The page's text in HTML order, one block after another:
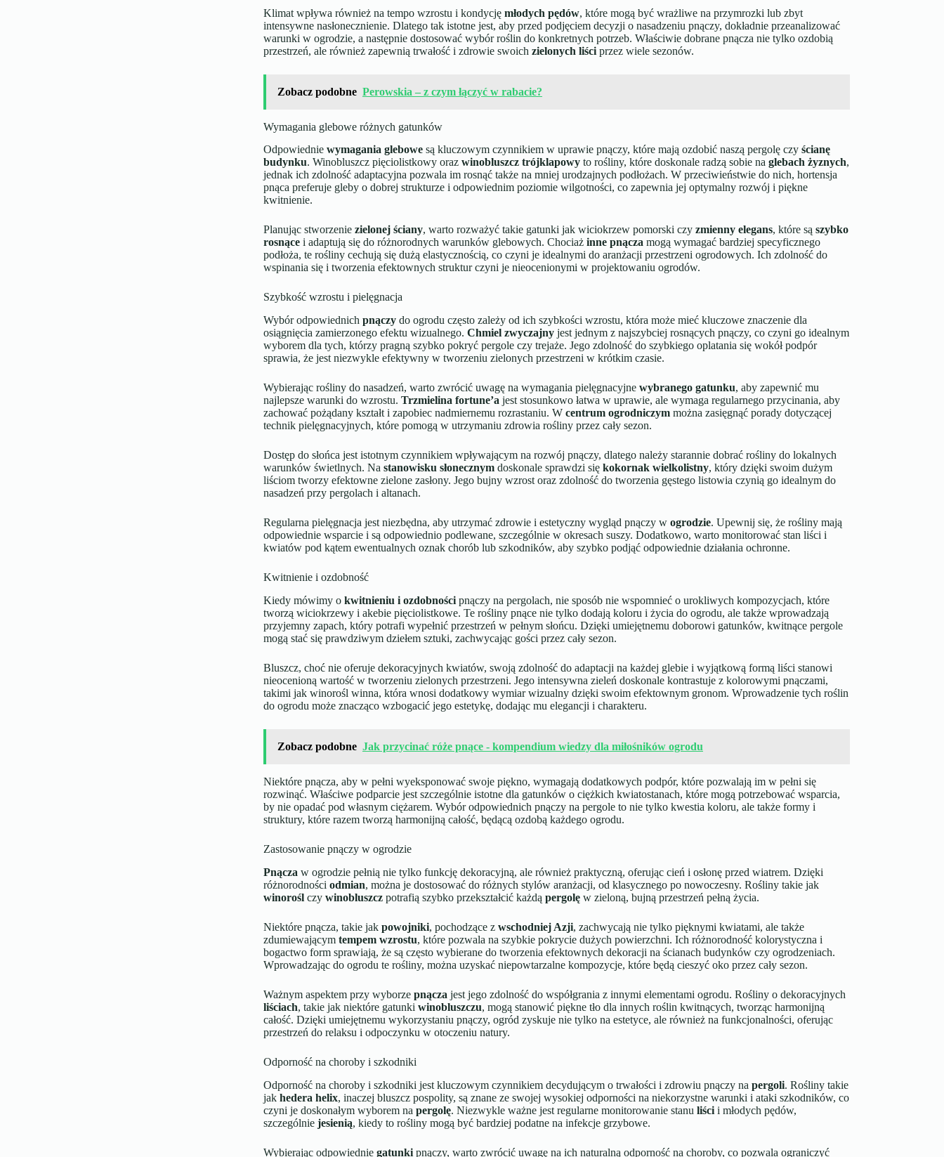
Klimat wpływa również na tempo wzrostu i kondycję młodych pędów, które mogą być wrażliwe na przymrozki lub zbyt
intensywne nasłonecznienie. Dlatego tak istotne jest, aby przed podjęciem decyzji o nasadzeniu pnączy, dokładnie przeanalizować
warunki w ogrodzie, a następnie dostosować wybór roślin do konkretnych potrzeb. Właściwie dobrane pnącza nie tylko ozdobią
przestrzeń, ale również zapewnią trwałość i zdrowie swoich zielonych liściprzez wiele sezonów.
Zobacz podobne Perowskia – z czym łączyć w rabacie?
Wymagania glebowe różnych gatunków
Odpowiednie wymagania glebowesą kluczowym czynnikiem w uprawie pnączy, które mają ozdobić naszą pergolę czy ścianę
budynku. Winobluszcz pięciolistkowy oraz winobluszcz trójklapowyto rośliny, które doskonale radzą sobie na glebach żyznych,
jednak ich zdolność adaptacyjna pozwala im rosnąć także na mniej urodzajnych podłożach. W przeciwieństwie do nich, hortensja
pnąca preferuje gleby o dobrej strukturze i odpowiednim poziomie wilgotności, co zapewnia jej optymalny rozwój i piękne
kwitnienie.
Planując stworzenie zielonej ściany, warto rozważyć takie gatunki jak wiciokrzew pomorski czy zmienny elegans, które są szybko
rosnącei adaptują się do różnorodnych warunków glebowych. Chociaż inne pnącza mogą wymagać bardziej specyficznego
podłoża, te rośliny cechują się dużą elastycznością, co czyni je idealnymi do aranżacji przestrzeni ogrodowych. Ich zdolność do
wspinania się i tworzenia efektownych struktur czyni je nieocenionymi w projektowaniu ogrodów.
Szybkość wzrostu i pielęgnacja
Wybór odpowiednich pnączydo ogrodu często zależy od ich szybkości wzrostu, która może mieć kluczowe znaczenie dla
osiągnięcia zamierzonego efektu wizualnego. Chmiel zwyczajnyjest jednym z najszybciej rosnących pnączy, co czyni go idealnym
wyborem dla tych, którzy pragną szybko pokryć pergole czy trejaże. Jego zdolność do szybkiego oplatania się wokół podpór
sprawia, że jest niezwykle efektywny w tworzeniu zielonych przestrzeni w krótkim czasie.
Wybierając rośliny do nasadzeń, warto zwrócić uwagę na wymagania pielęgnacyjne wybranego gatunku, aby zapewnić mu
najlepsze warunki do wzrostu. Trzmielina fortune’a jest stosunkowo łatwa w uprawie, ale wymaga regularnego przycinania, aby
zachować pożądany kształt i zapobiec nadmiernemu rozrastaniu. W centrum ogrodniczymmożna zasięgnąć porady dotyczącej
technik pielęgnacyjnych, które pomogą w utrzymaniu zdrowia rośliny przez cały sezon.
Dostęp do słońca jest istotnym czynnikiem wpływającym na rozwój pnączy, dlatego należy starannie dobrać rośliny do lokalnych
warunków świetlnych. Na stanowisku słonecznymdoskonale sprawdzi się kokornak wielkolistny, który dzięki swoim dużym
liściom tworzy efektowne zielone zasłony. Jego bujny wzrost oraz zdolność do tworzenia gęstego listowia czynią go idealnym do
nasadzeń przy pergolach i altanach.
Regularna pielęgnacja jest niezbędna, aby utrzymać zdrowie i estetyczny wygląd pnączy w ogrodzie. Upewnij się, że rośliny mają
odpowiednie wsparcie i są odpowiednio podlewane, szczególnie w okresach suszy. Dodatkowo, warto monitorować stan liści i
kwiatów pod kątem ewentualnych oznak chorób lub szkodników, aby szybko podjąć odpowiednie działania ochronne.
Kwitnienie i ozdobność
Kiedy mówimy o kwitnieniu i ozdobnościpnączy na pergolach, nie sposób nie wspomnieć o urokliwych kompozycjach, które
tworzą wiciokrzewy i akebie pięciolistkowe. Te rośliny pnące nie tylko dodają koloru i życia do ogrodu, ale także wprowadzają
przyjemny zapach, który potrafi wypełnić przestrzeń w pełnym słońcu. Dzięki umiejętnemu doborowi gatunków, kwitnące pergole
mogą stać się prawdziwym dziełem sztuki, zachwycając gości przez cały sezon.
Bluszcz, choć nie oferuje dekoracyjnych kwiatów, swoją zdolność do adaptacji na każdej glebie i wyjątkową formą liści stanowi
nieocenioną wartość w tworzeniu zielonych przestrzeni. Jego intensywna zieleń doskonale kontrastuje z kolorowymi pnączami,
takimi jak winorośl winna, która wnosi dodatkowy wymiar wizualny dzięki swoim efektownym gronom. Wprowadzenie tych roślin
do ogrodu może znacząco wzbogacić jego estetykę, dodając mu elegancji i charakteru.
Zobacz podobne Jak przycinać róże pnące - kompendium wiedzy dla miłośników ogrodu
Niektóre pnącza, aby w pełni wyeksponować swoje piękno, wymagają dodatkowych podpór, które pozwalają im w pełni się
rozwinąć. Właściwe podparcie jest szczególnie istotne dla gatunków o ciężkich kwiatostanach, które mogą potrzebować wsparcia,
by nie opadać pod własnym ciężarem. Wybór odpowiednich pnączy na pergole to nie tylko kwestia koloru, ale także formy i
struktury, które razem tworzą harmonijną całość, będącą ozdobą każdego ogrodu.
Zastosowanie pnączy w ogrodzie
Pnącza w ogrodzie pełnią nie tylko funkcję dekoracyjną, ale również praktyczną, oferując cień i osłonę przed wiatrem. Dzięki
różnorodności odmian, można je dostosować do różnych stylów aranżacji, od klasycznego po nowoczesny. Rośliny takie jak
winoroślczy winobluszczpotrafią szybko przekształcić każdą pergolęw zieloną, bujną przestrzeń pełną życia.
Niektóre pnącza, takie jak powojniki, pochodzące z wschodniej Azji, zachwycają nie tylko pięknymi kwiatami, ale także
zdumiewającym tempem wzrostu, które pozwala na szybkie pokrycie dużych powierzchni. Ich różnorodność kolorystyczna i
bogactwo form sprawiają, że są często wybierane do tworzenia efektownych dekoracji na ścianach budynków czy ogrodzeniach.
Wprowadzając do ogrodu te rośliny, można uzyskać niepowtarzalne kompozycje, które będą cieszyć oko przez cały sezon.
Ważnym aspektem przy wyborze pnącza jest jego zdolność do współgrania z innymi elementami ogrodu. Rośliny o dekoracyjnych
liściach, takie jak niektóre gatunki winobluszczu, mogą stanowić piękne tło dla innych roślin kwitnących, tworząc harmonijną
całość. Dzięki umiejętnemu wykorzystaniu pnączy, ogród zyskuje nie tylko na estetyce, ale również na funkcjonalności, oferując
przestrzeń do relaksu i odpoczynku w otoczeniu natury.
Odporność na choroby i szkodniki
Odporność na choroby i szkodniki jest kluczowym czynnikiem decydującym o trwałości i zdrowiu pnączy na pergoli. Rośliny takie
jak hedera helix, inaczej bluszcz pospolity, są znane ze swojej wysokiej odporności na niekorzystne warunki i ataki szkodników, co
czyni je doskonałym wyborem na pergolę. Niezwykle ważne jest regularne monitorowanie stanu liścii młodych pędów,
szczególnie jesienią, kiedy to rośliny mogą być bardziej podatne na infekcje grzybowe.
Wybierając odpowiednie gatunkipnączy, warto zwrócić uwagę na ich naturalną odporność na choroby, co pozwala ograniczyć